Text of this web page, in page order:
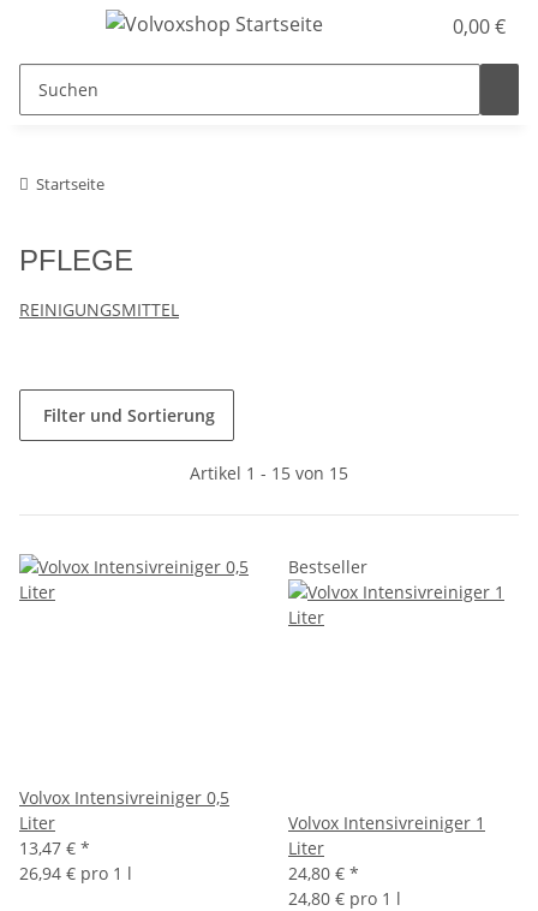
0,00 €
Startseite
PFLEGE
REINIGUNGSMITTEL
Filter und Sortierung
Artikel 1 - 15 von 15
Volvox Intensivreiniger 0,5
Liter
13,47 € *
26,94 € pro 1 l
Bestseller
Volvox Intensivreiniger 1
Liter
24,80 € *
24,80 € pro 1 l